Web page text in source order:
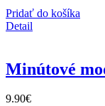
Pridať do košíka
Detail
Minútové
9.90€